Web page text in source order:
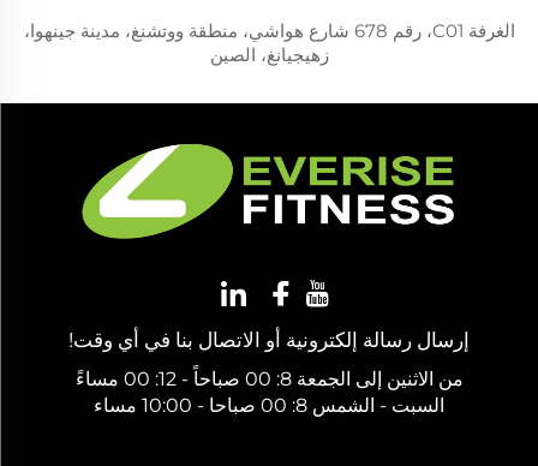
الغرفة C01، رقم 678 شارع هواشي، منطقة ووتشنغ، مدينة جينهوا،
زهيجيانغ، الصين
إرسال رسالة إلكترونية أو الاتصال بنا في أي وقت!
من الاثنين إلى الجمعة 8: 00 صباحاً - 12: 00 مساءً
السبت - الشمس 8: 00 صباحا - 10:00 مساء